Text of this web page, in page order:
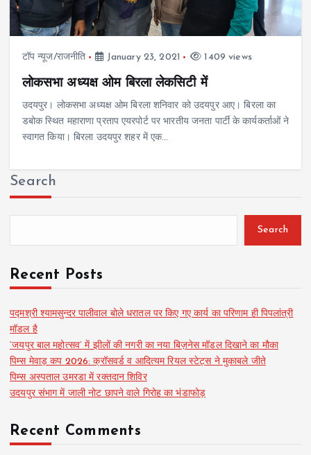
टॉप न्यूज/राजनीति January 23, 2021 1409 views
लोकसभा अध्यक्ष ओम बिरला लेकसिटी में
उदयपुर। लोकसभा अध्यक्ष ओम बिरला शनिवार को उदयपुर आए। बिरला का
डबोक स्थित महाराणा प्रताप एयरपोर्ट पर भारतीय जनता पार्टी के कार्यकर्ताओं ने
स्वागत किया। बिरला उदयपुर शहर में एक…
Search
Search
Recent Posts
पद्मश्री श्यामसुन्दर पालीवाल बोले धरातल पर किए गए कार्य का परिणाम ही पिपलांत्री
मॉडल है
‘जयपुर बाल महोत्सव’ में झीलों की नगरी का नया बिज़नेस मॉडल दिखाने का मौका
पिम्स मेवाड़ कप 2026: क्रॉसवर्ड व आदित्यम रियल स्टेट्स ने मुकाबले जीते
पिम्स अस्पताल उमरडा में रक्तदान शिविर
उदयपुर संभाग में जाली नोट छापने वाले गिरोह का भंडाफोड़
Recent Comments